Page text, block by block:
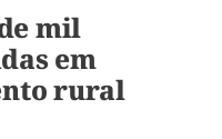
mil
em
rural